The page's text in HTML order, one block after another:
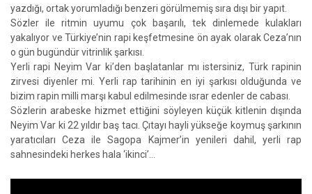
yazdığı, ortak yorumladığı benzeri görülmemiş sıra dışı bir yapıt.
Sözler ile ritmin uyumu çok başarılı, tek dinlemede kulakları
yakalıyor ve Türkiye’nin rapi keşfetmesine ön ayak olarak Ceza’nın
o gün bugündür vitrinlik şarkısı.
Yerli rapi Neyim Var ki’den başlatanlar mı istersiniz, Türk rapinin
zirvesi diyenler mi. Yerli rap tarihinin en iyi şarkısı olduğunda ve
bizim rapin milli marşı kabul edilmesinde ısrar edenler de cabası.
Sözlerin arabeske hizmet ettiğini söyleyen küçük kitlenin dışında
Neyim Var ki 22 yıldır baş tacı. Çıtayı hayli yükseğe koymuş şarkının
yaratıcıları Ceza ile Sagopa Kajmer’in yenileri dahil, yerli rap
sahnesindeki herkes hala ‘ikinci’…